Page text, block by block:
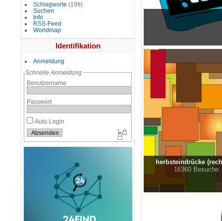
Schlagworte (198)
Suchen
Info
RSS-Feed
Worldmap
Identifikation
Anmeldung
Schnelle Anmeldung
Benutzername
Passwort
Auto-Login
herbsteindrücke
16360 Besuche